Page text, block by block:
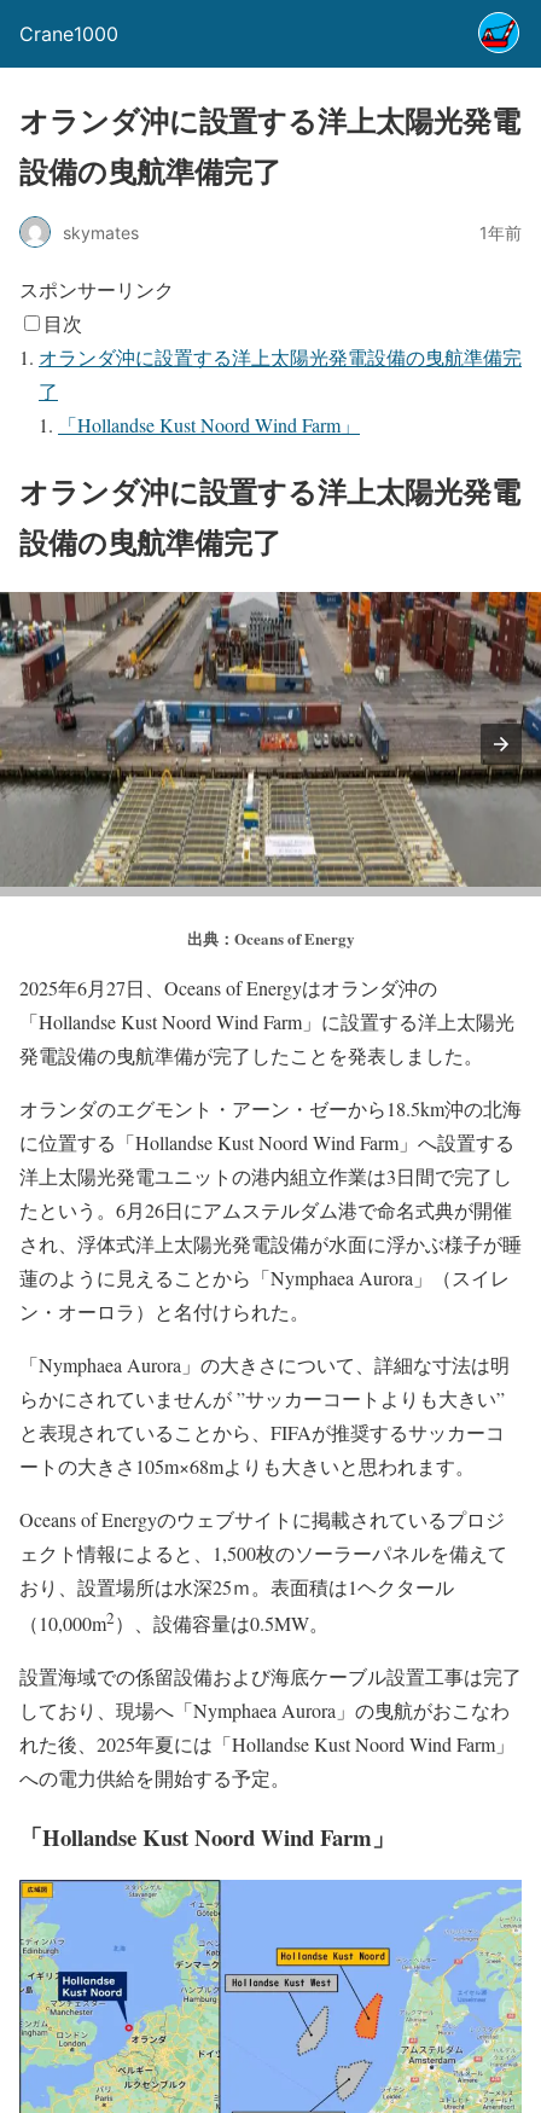
Crane1000
オランダ沖に設置する洋上太陽光発電
設備の曳航準備完了
skymates 1年前
スポンサーリンク
目次
オランダ沖に設置する洋上太陽光発電設備の曳航準備完
了
「Hollandse Kust Noord Wind Farm」
オランダ沖に設置する洋上太陽光発電
設備の曳航準備完了
出典：Oceans of Energy
2025年6月27日、Oceans of Energyはオランダ沖の
「Hollandse Kust Noord Wind Farm」に設置する洋上太陽光
発電設備の曳航準備が完了したことを発表しました。
オランダのエグモント・アーン・ゼーから18.5km沖の北海
に位置する「Hollandse Kust Noord Wind Farm」へ設置する
洋上太陽光発電ユニットの港内組立作業は3日間で完了し
たという。6月26日にアムステルダム港で命名式典が開催
され、浮体式洋上太陽光発電設備が水面に浮かぶ様子が睡
蓮のように見えることから「Nymphaea Aurora」（スイレ
ン・オーロラ）と名付けられた。
「Nymphaea Aurora」の大きさについて、詳細な寸法は明
らかにされていませんが ”サッカーコートよりも大きい”
と表現されていることから、FIFAが推奨するサッカーコ
ートの大きさ105m×68mよりも大きいと思われます。
Oceans of Energyのウェブサイトに掲載されているプロジ
ェクト情報によると、1,500枚のソーラーパネルを備えて
おり、設置場所は水深25ｍ。表面積は1ヘクタール
（10,000m2）、設備容量は0.5MW。
設置海域での係留設備および海底ケーブル設置工事は完了
しており、現場へ「Nymphaea Aurora」の曳航がおこなわ
れた後、2025年夏には「Hollandse Kust Noord Wind Farm」
への電力供給を開始する予定。
「Hollandse Kust Noord Wind Farm」